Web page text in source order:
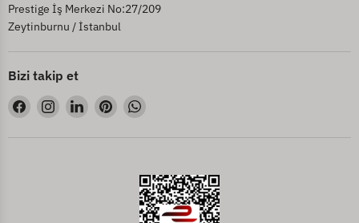
Prestige İş Merkezi No:27/209
Zeytinburnu / İstanbul
Bizi takip et
Bizi
Facebook&#39;de
bul
Bizi
Instagram&#39;de
bul
Bizi
LinkedIn&#39;de
bul
Bizi
Pinterest&#39;de
bul
Bizi
bul